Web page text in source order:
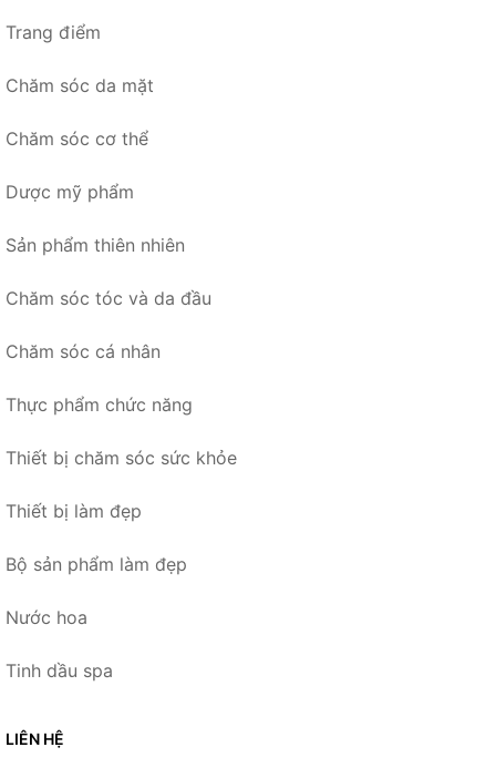
Trang điểm
Chăm sóc da mặt
Chăm sóc cơ thể
Dược mỹ phẩm
Sản phẩm thiên nhiên
Chăm sóc tóc và da đầu
Chăm sóc cá nhân
Thực phẩm chức năng
Thiết bị chăm sóc sức khỏe
Thiết bị làm đẹp
Bộ sản phẩm làm đẹp
Nước hoa
Tinh dầu spa
LIÊN HỆ